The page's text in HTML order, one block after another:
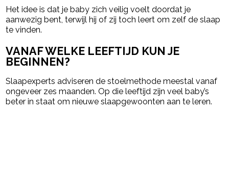
Het idee is dat je baby zich veilig voelt doordat je
aanwezig bent, terwijl hij of zij toch leert om zelf de slaap
te vinden.
VANAF WELKE LEEFTIJD KUN JE
BEGINNEN?
Slaapexperts adviseren de stoelmethode meestal vanaf
ongeveer zes maanden. Op die leeftijd zijn veel baby’s
beter in staat om nieuwe slaapgewoonten aan te leren.